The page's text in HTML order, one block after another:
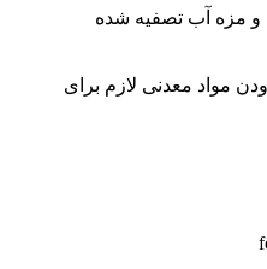
و مزه آب تصفیه شده
مواد معدنی لازم برای